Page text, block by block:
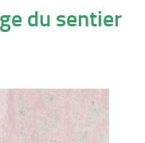
du sentier